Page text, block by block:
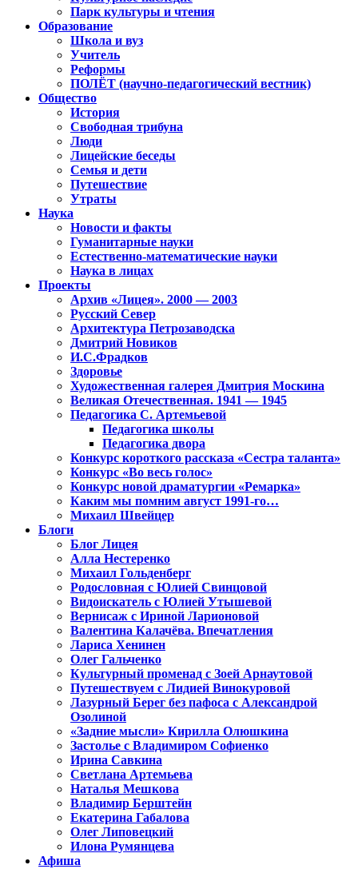
Парк культуры и чтения
Образование
Школа и вуз
Учитель
Реформы
ПОЛЁТ (научно-педагогический вестник)
Общество
История
Свободная трибуна
Люди
Лицейские беседы
Семья и дети
Путешествие
Утраты
Наука
Новости и факты
Гуманитарные науки
Естественно-математические науки
Наука в лицах
Проекты
Архив «Лицея». 2000 — 2003
Русский Север
Архитектура Петрозаводска
Дмитрий Новиков
И.С.Фрадков
Здоровье
Художественная галерея Дмитрия Москина
Великая Отечественная. 1941 — 1945
Педагогика С. Артемьевой
Педагогика школы
Педагогика двора
Конкурс короткого рассказа «Сестра таланта»
Конкурс «Во весь голос»
Конкурс новой драматургии «Ремарка»
Каким мы помним август 1991-го…
Михаил Швейцер
Блоги
Блог Лицея
Алла Нестеренко
Михаил Гольденберг
Родословная с Юлией Свинцовой
Видоискатель с Юлией Утышевой
Вернисаж с Ириной Ларионовой
Валентина Калачёва. Впечатления
Лариса Хенинен
Олег Гальченко
Культурный променад с Зоей Арнаутовой
Путешествуем с Лидией Винокуровой
Лазурный Берег без пафоса с Александрой
Озолиной
«Задние мысли» Кирилла Олюшкина
Застолье с Владимиром Софиенко
Ирина Савкина
Светлана Артемьева
Наталья Мешкова
Владимир Берштейн
Екатерина Габалова
Олег Липовецкий
Илона Румянцева
Афиша